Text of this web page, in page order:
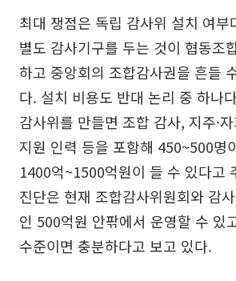
최대 쟁점은 독립 감사위 설치 여부
별도 감사기구를 두는 것이 협동조
하고 중앙회의 조합감사권을 흔들
다. 설치 비용도 반대 논리 중 하나
감사위를 만들면 조합 감사, 지주·
지원 인력 등을 포함해 450~500명
1400억~1500억원이 들 수 있다고
진단은 현재 조합감사위원회와 감
인 500억원 안팎에서 운영할 수 있
수준이면 충분하다고 보고 있다.